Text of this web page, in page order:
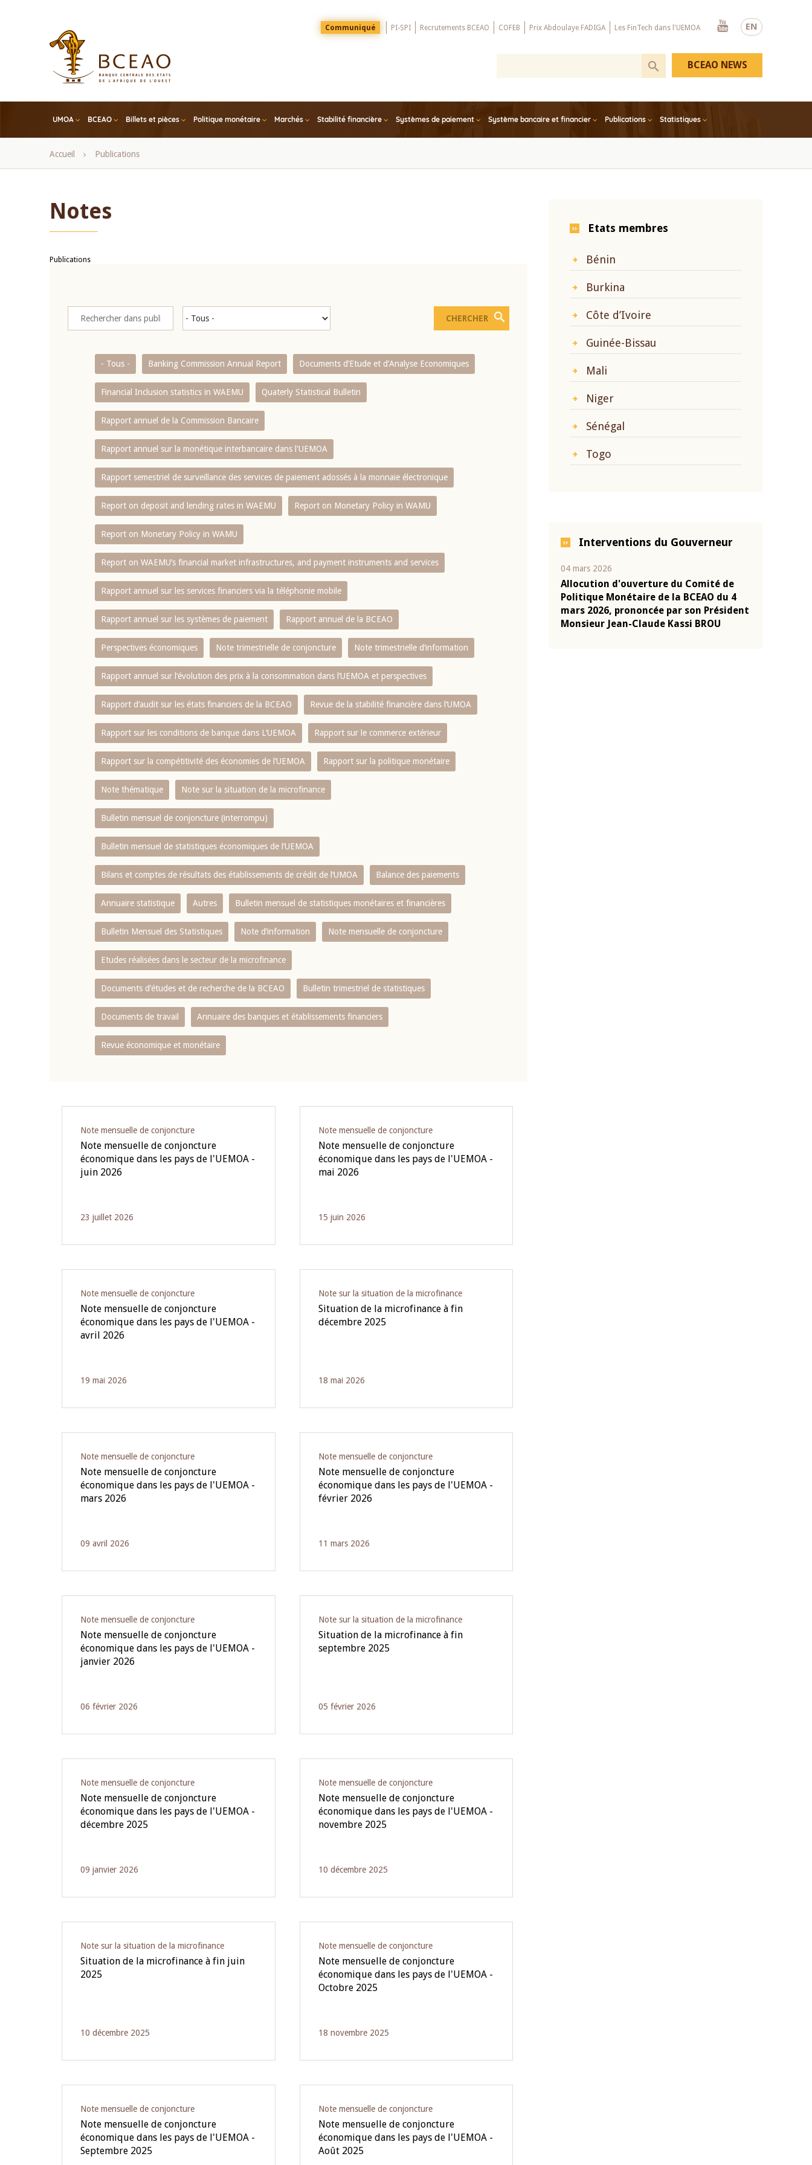
EN
Menu
Top
Communiqué PI-SPI Recrutements BCEAO COFEB Prix Abdoulaye FADIGA Les FinTech dans l'UEMOA
Youtube
UMOA BCEAO Billets et pièces Politique monétaire Marchés Stabilité financière Systèmes de paiement Système bancaire et financier Publications Statistiques
BCEAO NEWS
Fil
Accueil Publications
Notes
Publications
- Tous - Banking Commission Annual Report Documents d’Etude et d’Analyse Economiques
Financial Inclusion statistics in WAEMU Quaterly Statistical Bulletin
Rapport annuel de la Commission Bancaire
Rapport annuel sur la monétique interbancaire dans l'UEMOA
Rapport semestriel de surveillance des services de paiement adossés à la monnaie électronique
Report on deposit and lending rates in WAEMU Report on Monetary Policy in WAMU
Report on Monetary Policy in WAMU
Report on WAEMU’s financial market infrastructures, and payment instruments and services
Rapport annuel sur les services financiers via la téléphonie mobile
Rapport annuel sur les systèmes de paiement Rapport annuel de la BCEAO
Perspectives économiques Note trimestrielle de conjoncture Note trimestrielle d‘information
Rapport annuel sur l‘évolution des prix à la consommation dans l‘UEMOA et perspectives
Rapport d‘audit sur les états financiers de la BCEAO Revue de la stabilité financière dans l‘UMOA
Rapport sur les conditions de banque dans L‘UEMOA Rapport sur le commerce extérieur
Rapport sur la compétitivité des économies de l‘UEMOA Rapport sur la politique monétaire
Note thématique Note sur la situation de la microfinance
Bulletin mensuel de conjoncture (interrompu)
Bulletin mensuel de statistiques économiques de l‘UEMOA
Bilans et comptes de résultats des établissements de crédit de l‘UMOA Balance des paiements
Annuaire statistique Autres Bulletin mensuel de statistiques monétaires et financières
Bulletin Mensuel des Statistiques Note d’information Note mensuelle de conjoncture
Etudes réalisées dans le secteur de la microfinance
Documents d’études et de recherche de la BCEAO Bulletin trimestriel de statistiques
Documents de travail Annuaire des banques et établissements financiers
Revue économique et monétaire
Note mensuelle de conjoncture
Note mensuelle de conjoncture
économique dans les pays de l'UEMOA -
juin 2026
23 juillet 2026
Note mensuelle de conjoncture
Note mensuelle de conjoncture
économique dans les pays de l'UEMOA -
mai 2026
15 juin 2026
Note mensuelle de conjoncture
Note mensuelle de conjoncture
économique dans les pays de l'UEMOA -
avril 2026
19 mai 2026
Note sur la situation de la microfinance
Situation de la microfinance à fin
décembre 2025
18 mai 2026
Note mensuelle de conjoncture
Note mensuelle de conjoncture
économique dans les pays de l'UEMOA -
mars 2026
09 avril 2026
Note mensuelle de conjoncture
Note mensuelle de conjoncture
économique dans les pays de l'UEMOA -
février 2026
11 mars 2026
Note mensuelle de conjoncture
Note mensuelle de conjoncture
économique dans les pays de l'UEMOA -
janvier 2026
06 février 2026
Note sur la situation de la microfinance
Situation de la microfinance à fin
septembre 2025
05 février 2026
Note mensuelle de conjoncture
Note mensuelle de conjoncture
économique dans les pays de l'UEMOA -
décembre 2025
09 janvier 2026
Note mensuelle de conjoncture
Note mensuelle de conjoncture
économique dans les pays de l'UEMOA -
novembre 2025
10 décembre 2025
Note sur la situation de la microfinance
Situation de la microfinance à fin juin
2025
10 décembre 2025
Note mensuelle de conjoncture
Note mensuelle de conjoncture
économique dans les pays de l'UEMOA -
Octobre 2025
18 novembre 2025
Note mensuelle de conjoncture
Note mensuelle de conjoncture
économique dans les pays de l'UEMOA -
Septembre 2025
Note mensuelle de conjoncture
Note mensuelle de conjoncture
économique dans les pays de l'UEMOA -
Août 2025
Etats membres
Bénin
Burkina
Côte d’Ivoire
Guinée-Bissau
Mali
Niger
Sénégal
Togo
Interventions du Gouverneur
d'ouverture du Comité de
Monétaire de la BCEAO du 4
2026, prononcée par son Président
Jean-Claude Kassi BROU
22 juillet 2026
Mot introductif du Gouverneur Jean-
Claude Kassi BROU lors de la cérémonie
de présentation du rapport annuel 2025
de la BCEAO
10 juin 2026
juin 2026, prononcée par son Président
Monsieur Jean-Claude Kassi BROU
04 mars 2026
Allocution d'ouverture du Comité de
Politique Monétaire de la BCEAO du 4
mars 2026, prononcée par son Président
Monsieur Jean-Claude Kassi BROU